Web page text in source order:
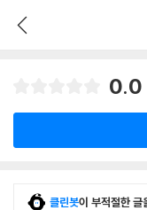
0.0
클린봇이 부적절한 글